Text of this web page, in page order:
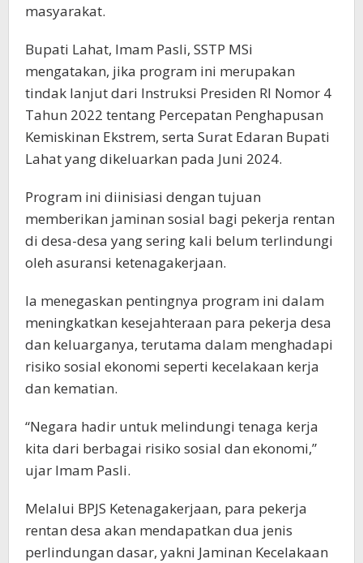
masyarakat.
Bupati Lahat, Imam Pasli, SSTP MSi
mengatakan, jika program ini merupakan
tindak lanjut dari Instruksi Presiden RI Nomor 4
Tahun 2022 tentang Percepatan Penghapusan
Kemiskinan Ekstrem, serta Surat Edaran Bupati
Lahat yang dikeluarkan pada Juni 2024.
Program ini diinisiasi dengan tujuan
memberikan jaminan sosial bagi pekerja rentan
di desa-desa yang sering kali belum terlindungi
oleh asuransi ketenagakerjaan.
Ia menegaskan pentingnya program ini dalam
meningkatkan kesejahteraan para pekerja desa
dan keluarganya, terutama dalam menghadapi
risiko sosial ekonomi seperti kecelakaan kerja
dan kematian.
“Negara hadir untuk melindungi tenaga kerja
kita dari berbagai risiko sosial dan ekonomi,”
ujar Imam Pasli.
Melalui BPJS Ketenagakerjaan, para pekerja
rentan desa akan mendapatkan dua jenis
perlindungan dasar, yakni Jaminan Kecelakaan